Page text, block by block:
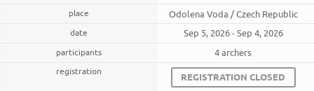
Odolena Voda / Czech Republic
Sep 5, 2026 - Sep 4, 2026
4 archers
REGISTRATION CLOSED